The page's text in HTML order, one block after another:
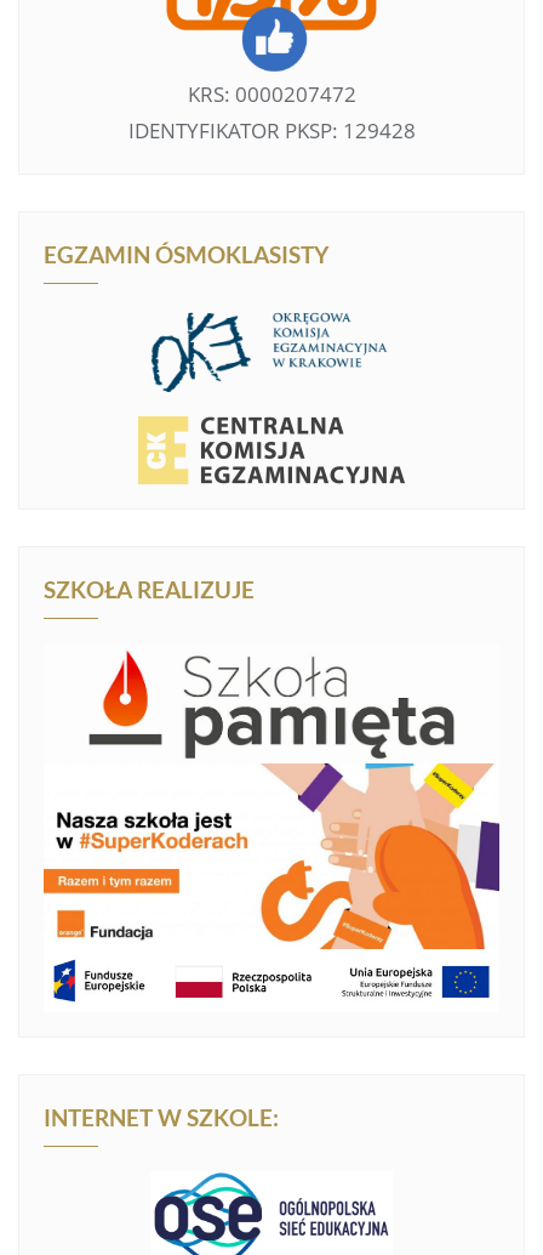
KRS: 0000207472
IDENTYFIKATOR PKSP: 129428
EGZAMIN ÓSMOKLASISTY
SZKOŁA REALIZUJE
INTERNET W SZKOLE: